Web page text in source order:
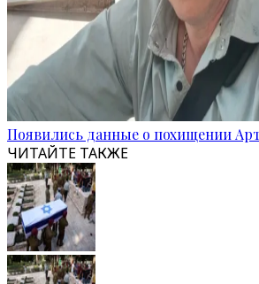
Появились данные о похищении
ЧИТАЙТЕ ТАКЖЕ